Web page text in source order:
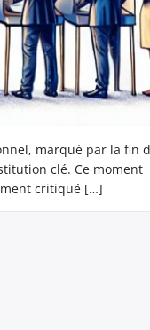
marqué par la fin
clé. Ce moment
critiqué […]